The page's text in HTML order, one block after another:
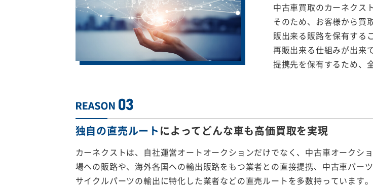
中古車買取のカーネクス
そのため、お客様から買
販出来る販路を保有する
再販出来る仕組みが出来
提携先を保有するため、
独自の直売ルートによってどんな車も高価買取を実現
カーネクストは、自社運営オートオークションだけでなく、中古車オークシ
場への販路や、海外各国への輸出販路をもつ業者との直接提携、中古車パー
サイクルパーツの輸出に特化した業者などの直売ルートを多数持っています